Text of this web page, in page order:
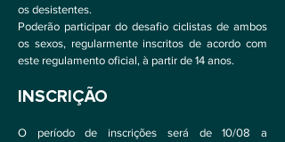
os desistentes.
Poderão participar do desafio ciclistas de ambos
os sexos, regularmente inscritos de acordo com
este regulamento oficial, à partir de 14 anos.
INSCRIÇÃO
O período de inscrições será de 10/08 a